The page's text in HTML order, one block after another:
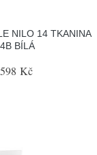
NILO 14 TKANINA
4B BÍLÁ
Kč